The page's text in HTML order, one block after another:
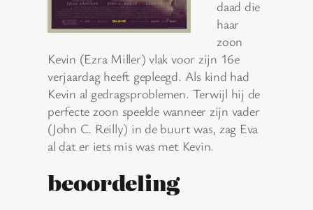
daad die
haar
zoon
Kevin (Ezra Miller) vlak voor zijn 16e
verjaardag heeft gepleegd. Als kind had
Kevin al gedragsproblemen. Terwijl hij de
perfecte zoon speelde wanneer zijn vader
(John C. Reilly) in de buurt was, zag Eva
al dat er iets mis was met Kevin.
beoordeling